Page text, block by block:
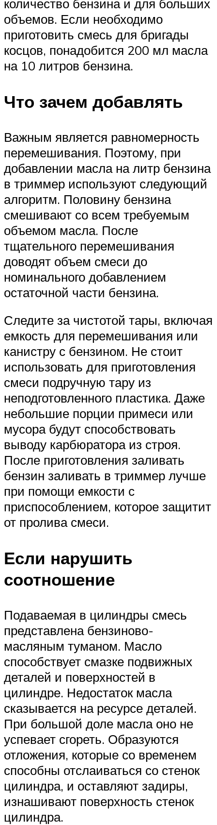
количество бензина и для больших
объемов. Если необходимо
приготовить смесь для бригады
косцов, понадобится 200 мл масла
на 10 литров бензина.
Что зачем добавлять
Важным является равномерность
перемешивания. Поэтому, при
добавлении масла на литр бензина
в триммер используют следующий
алгоритм. Половину бензина
смешивают со всем требуемым
объемом масла. После
тщательного перемешивания
доводят объем смеси до
номинального добавлением
остаточной части бензина.
Следите за чистотой тары, включая
емкость для перемешивания или
канистру с бензином. Не стоит
использовать для приготовления
смеси подручную тару из
неподготовленного пластика. Даже
небольшие порции примеси или
мусора будут способствовать
выводу карбюратора из строя.
После приготовления заливать
бензин заливать в триммер лучше
при помощи емкости с
приспособлением, которое защитит
от пролива смеси.
Если нарушить
соотношение
Подаваемая в цилиндры смесь
представлена бензиново-
масляным туманом. Масло
способствует смазке подвижных
деталей и поверхностей в
цилиндре. Недостаток масла
сказывается на ресурсе деталей.
При большой доле масла оно не
успевает сгореть. Образуются
отложения, которые со временем
способны отслаиваться со стенок
цилиндра, и оставляют задиры,
изнашивают поверхность стенок
цилиндра.